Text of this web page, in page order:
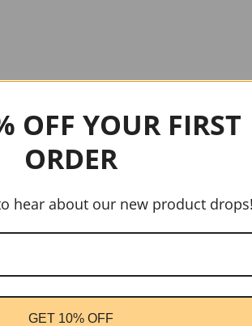
OFF YOUR FIRST
ORDER
hear about our new product
GET 10% OFF